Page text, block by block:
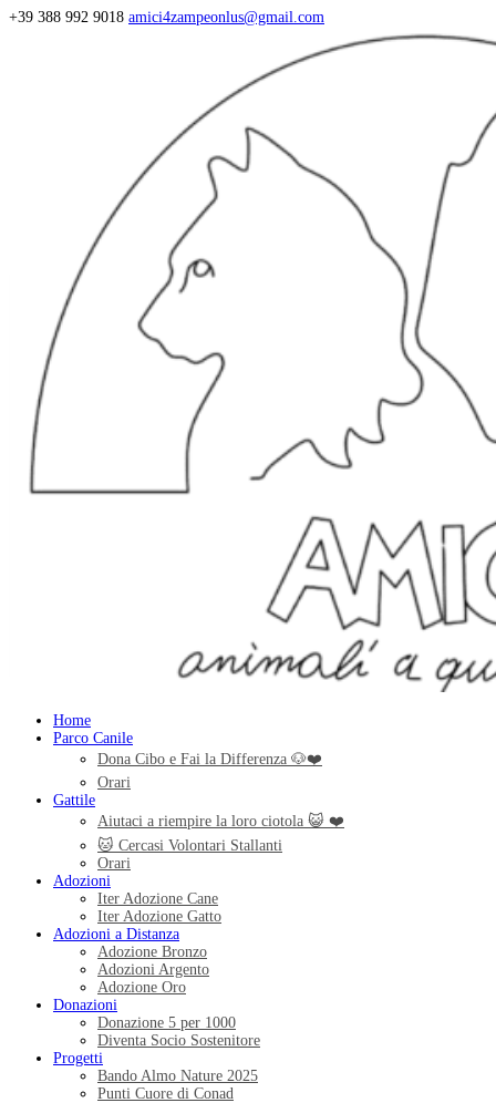
+39 388 992 9018 amici4zampeonlus@gmail.com
Home
Parco Canile
Dona Cibo e Fai la Differenza 🐶❤️
Orari
Gattile
Aiutaci a riempire la loro ciotola 😺 ❤️
🐱 Cercasi Volontari Stallanti
Orari
Adozioni
Iter Adozione Cane
Iter Adozione Gatto
Adozioni a Distanza
Adozione Bronzo
Adozioni Argento
Adozione Oro
Donazioni
Donazione 5 per 1000
Diventa Socio Sostenitore
Progetti
Bando Almo Nature 2025
Punti Cuore di Conad